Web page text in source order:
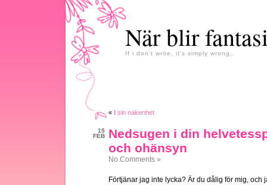
När blir
If i don't write, it's simply wrong..
« I sin nakenhet
15
FEB
Nedsugen i din
och ohänsyn
No Comments »
Förtjänar jag inte lycka? Är du dålig för mig,